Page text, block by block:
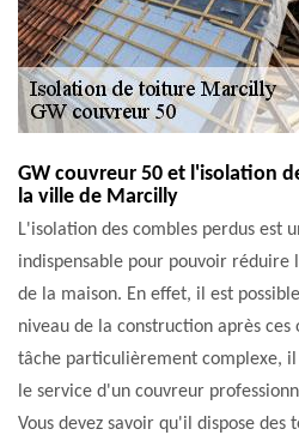
GW couvreur 50 et l'isolation
la ville de Marcilly
L'isolation des combles perdus est
indispensable pour pouvoir réduire
de la maison. En effet, il est
niveau de la construction après
tâche particulièrement complexe,
le service d'un couvreur
Vous devez savoir qu'il dispose des